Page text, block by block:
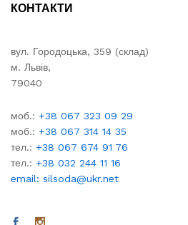
КОНТАКТИ
вул. Городоцька, 359 (склад)
м. Львів,
79040
моб.: +38 067 323 09 29
моб.: +38 067 314 14 35
тел.: +38 067 674 91 76
тел.: +38 032 244 11 16
email: silsoda@ukr.net